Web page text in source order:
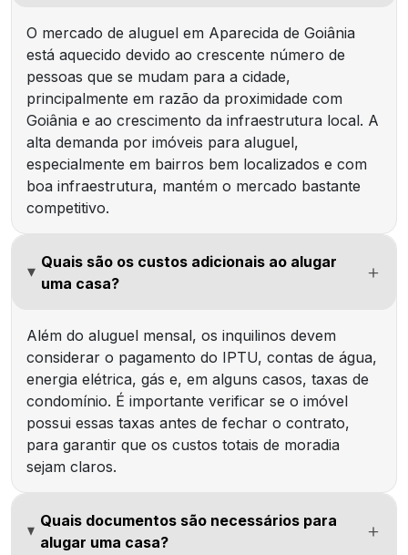
O mercado de aluguel em Aparecida de Goiânia
está aquecido devido ao crescente número de
pessoas que se mudam para a cidade,
principalmente em razão da proximidade com
Goiânia e ao crescimento da infraestrutura local. A
alta demanda por imóveis para aluguel,
especialmente em bairros bem localizados e com
boa infraestrutura, mantém o mercado bastante
competitivo.
Quais são os custos adicionais ao alugar
uma casa?
Além do aluguel mensal, os inquilinos devem
considerar o pagamento do IPTU, contas de água,
energia elétrica, gás e, em alguns casos, taxas de
condomínio. É importante verificar se o imóvel
possui essas taxas antes de fechar o contrato,
para garantir que os custos totais de moradia
sejam claros.
Quais documentos são necessários para
alugar uma casa?